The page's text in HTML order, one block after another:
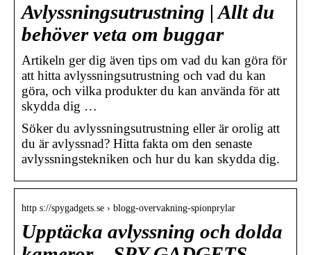
Avlyssningsutrustning | Allt du
behöver veta om buggar
Artikeln ger dig även tips om vad du kan göra för
att hitta avlyssningsutrustning och vad du kan
göra, och vilka produkter du kan använda för att
skydda dig …
Söker du avlyssningsutrustning eller är orolig att
du är avlyssnad? Hitta fakta om den senaste
avlyssningstekniken och hur du kan skydda dig.
http s://spygadgets.se › blogg-overvakning-spionprylar
Upptäcka avlyssning och dolda